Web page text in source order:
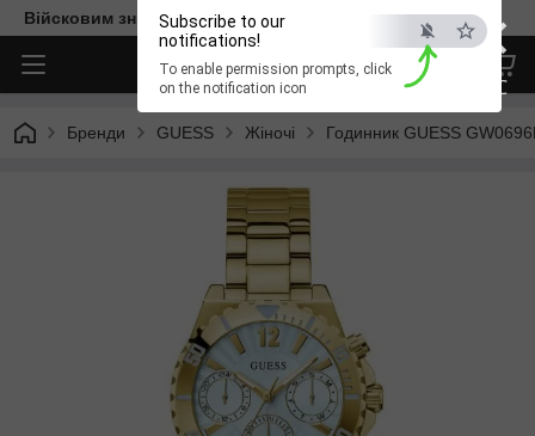
×
ESC
Subscribe to our
notifications!
To enable permission prompts, click
on the notification icon
Війсковим знижка -15%. Безкоштовна доставка
Бренди GUESS Жіночі Годинник GUESS